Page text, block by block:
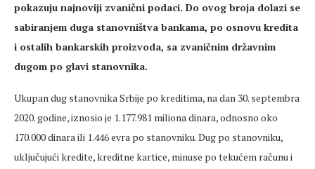
pokazuju najnoviji zvanični podaci. Do ovog broja dolazi se
sabiranjem duga stanovništva bankama, po osnovu kredita
i ostalih bankarskih proizvoda, sa zvaničnim državnim
dugom po glavi stanovnika.
Ukupan dug stanovnika Srbije po kreditima, na dan 30. septembra
2020. godine, iznosio je 1.177.981 miliona dinara, odnosno oko
170.000 dinara ili 1.446 evra po stanovniku. Dug po stanovniku,
uključujući kredite, kreditne kartice, minuse po tekućem računu i